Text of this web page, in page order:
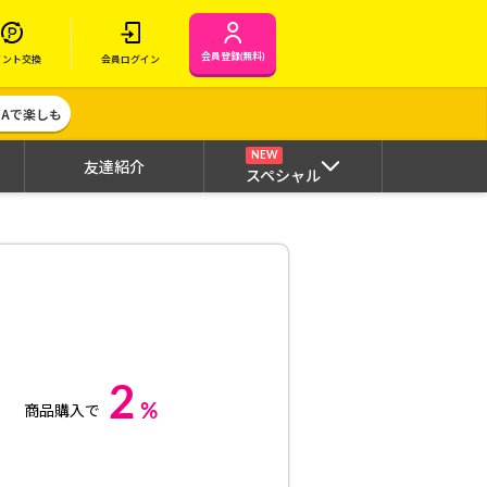
ント交換 会員ログイン 会員登録(無料)
で楽しも
友達紹介
NEW
スペシャル
商品購入で 2 %